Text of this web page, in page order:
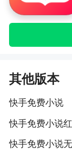
其他版本
快手免费小说
快手免费小说
快手免费小说